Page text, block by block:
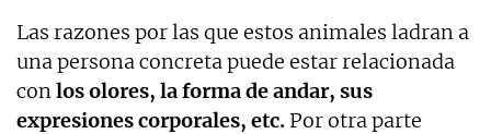
Las razones por las que estos animales ladran a
una persona concreta puede estar relacionada
conlos olores, la forma de andar, sus
expresiones corporales, etc. Por otra parte